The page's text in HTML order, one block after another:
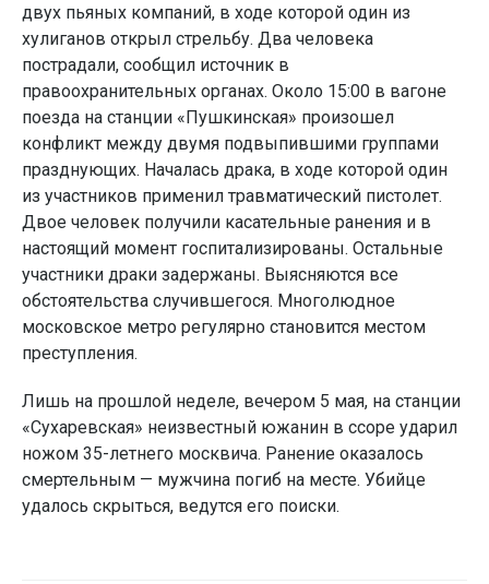
двух пьяных компаний, в ходе которой один из
хулиганов открыл стрельбу. Два человека
пострадали, сообщил источник в
правоохранительных органах. Около 15:00 в вагоне
поезда на станции «Пушкинская» произошел
конфликт между двумя подвыпившими группами
празднующих. Началась драка, в ходе которой один
из участников применил травматический пистолет.
Двое человек получили касательные ранения и в
настоящий момент госпитализированы. Остальные
участники драки задержаны. Выясняются все
обстоятельства случившегося. Многолюдное
московское метро регулярно становится местом
преступления.
Лишь на прошлой неделе, вечером 5 мая, на станции
«Сухаревская» неизвестный южанин в ссоре ударил
ножом 35-летнего москвича. Ранение оказалось
смертельным — мужчина погиб на месте. Убийце
удалось скрыться, ведутся его поиски.